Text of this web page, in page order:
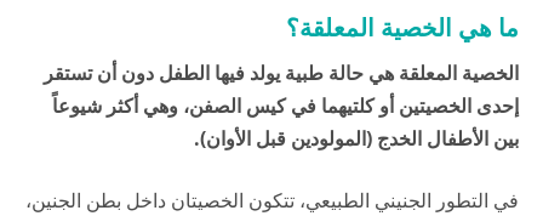
ما هي الخصية المعلقة؟
الخصية المعلقة هي حالة طبية يولد فيها الطفل دون أن تستقر
إحدى الخصيتين أو كلتيهما في كيس الصفن، وهي أكثر شيوعاً
بين الأطفال الخدج (المولودين قبل الأوان).
في التطور الجنيني الطبيعي، تتكون الخصيتان داخل بطن الجنين،